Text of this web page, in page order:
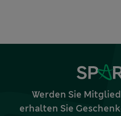
Werden Sie
erhalten Sie